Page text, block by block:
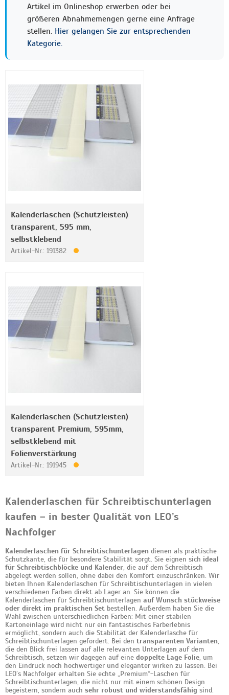
Artikel im Onlineshop erwerben oder bei
größeren Abnahmemengen gerne eine Anfrage
stellen. Hier gelangen Sie zur entsprechenden
Kategorie.
Kalenderlaschen (Schutzleisten)
transparent, 595 mm,
selbstklebend
Artikel-Nr.: 191382
Kalenderlaschen (Schutzleisten)
transparent Premium, 595mm,
selbstklebend mit
Folienverstärkung
Artikel-Nr.: 191945
Kalenderlaschen für Schreibtischunterlagen
kaufen – in bester Qualität von LEO’s
Nachfolger
Kalenderlaschen für Schreibtischunterlagen dienen als praktische
Schutzkante, die für besondere Stabilität sorgt. Sie eignen sich ideal
für Schreibtischblöcke und Kalender, die auf dem Schreibtisch
abgelegt werden sollen, ohne dabei den Komfort einzuschränken. Wir
bieten Ihnen Kalenderlaschen für Schreibtischunterlagen in vielen
verschiedenen Farben direkt ab Lager an. Sie können die
Kalenderlaschen für Schreibtischunterlagen auf Wunsch stückweise
oder direkt im praktischen Set bestellen. Außerdem haben Sie die
Wahl zwischen unterschiedlichen Farben: Mit einer stabilen
Kartoneinlage wird nicht nur ein fantastisches Farberlebnis
ermöglicht, sondern auch die Stabilität der Kalenderlasche für
Schreibtischunterlagen gefördert. Bei den transparenten Varianten,
die den Blick frei lassen auf alle relevanten Unterlagen auf dem
Schreibtisch, setzen wir dagegen auf eine doppelte Lage Folie, um
den Eindruck noch hochwertiger und eleganter wirken zu lassen. Bei
LEO’s Nachfolger erhalten Sie echte „Premium“-Laschen für
Schreibtischunterlagen, die nicht nur mit einem schönen Design
begeistern, sondern auch sehr robust und widerstandsfähig sind.